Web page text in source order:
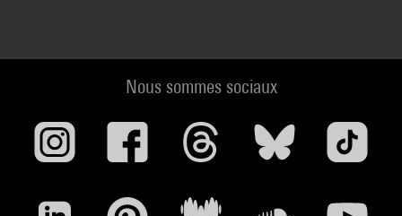
Nous sommes sociaux